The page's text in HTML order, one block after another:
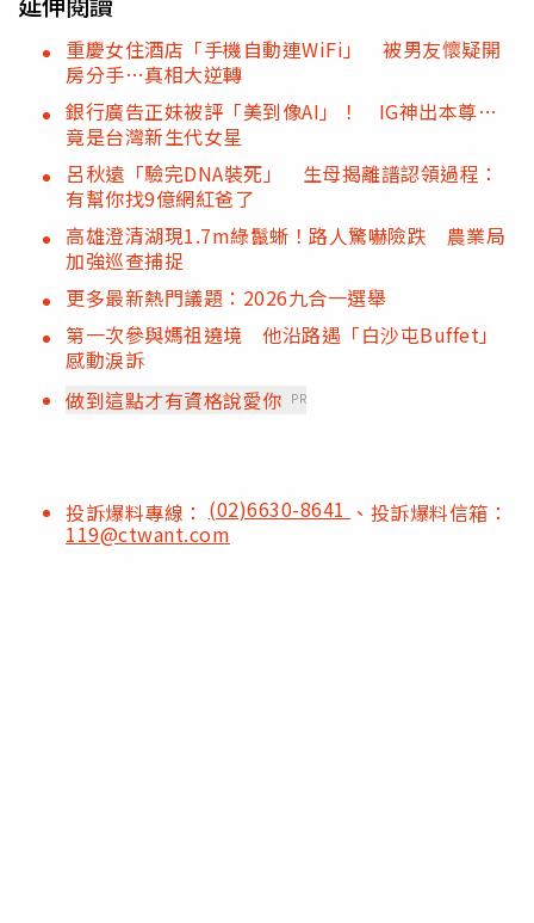
重慶女住酒店「手機自動連WiFi」 被男友懷疑開
房分手…真相大逆轉
銀行廣告正妹被評「美到像AI」！ IG神出本尊…
竟是台灣新生代女星
呂秋遠「驗完DNA裝死」 生母揭離譜認領過程：
有幫你找9億網紅爸了
高雄澄清湖現1.7m綠鬣蜥！路人驚嚇險跌 農業局
加強巡查捕捉
更多最新熱門議題：2026九合一選舉
第一次參與媽祖遶境 他沿路遇「白沙屯Buffet」
感動淚訴
做到這點才有資格說愛你 PR
投訴爆料專線： (02)6630-8641 、投訴爆料信箱：
119@ctwant.com